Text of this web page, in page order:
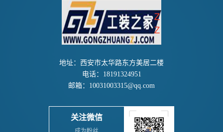
地址：西安市太华路东方美居二楼
电话：18191324951
邮箱：10031003315@qq.com
关注微信